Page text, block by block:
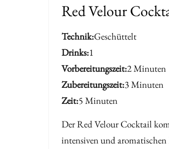
Red Velour
Technik Geschüttelt
Drinks 1
Vorbereitungszeit 2 Minuten
Zubereitungszeit 3 Minuten
Zeit 5 Minuten
Der Red Velour Cocktail
intensiven und